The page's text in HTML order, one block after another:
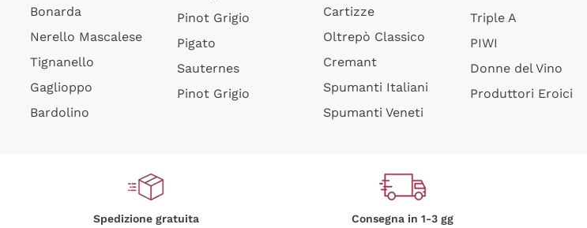
Bonarda
Nerello Mascalese
Tignanello
Gaglioppo
Bardolino
Pinot Grigio
Pigato
Sauternes
Pinot Grigio
Cartizze
Oltrepò Classico
Cremant
Spumanti Italiani
Spumanti Veneti
Triple A
PIWI
Donne del Vino
Produttori Eroici
Spedizione gratuita
Consegna in 1-3 gg